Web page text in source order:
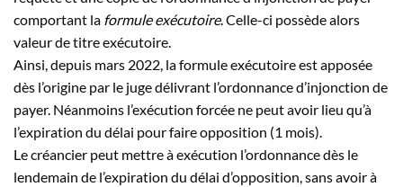
comportant la formule exécutoire. Celle-ci possède alors
valeur detitre exécutoire.
Ainsi, depuis mars 2022, la formule exécutoire est apposée
dès l’origine par le juge délivrant l’ordonnance d’injonction de
payer. Néanmoins l’exécution forcée ne peut avoir lieu qu’à
l’expiration du délai pour faire opposition (1 mois).
Le créancier peut mettre à exécution l’ordonnance dès le
lendemain de l’expiration du délai d’opposition, sans avoir à